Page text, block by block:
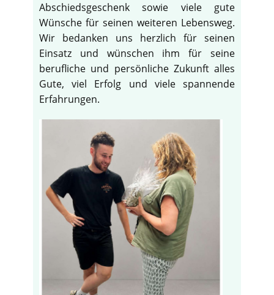
Abschiedsgeschenk sowie viele gute
Wünsche für seinen weiteren Lebensweg.
Wir bedanken uns herzlich für seinen
Einsatz und wünschen ihm für seine
berufliche und persönliche Zukunft alles
Gute, viel Erfolg und viele spannende
Erfahrungen.